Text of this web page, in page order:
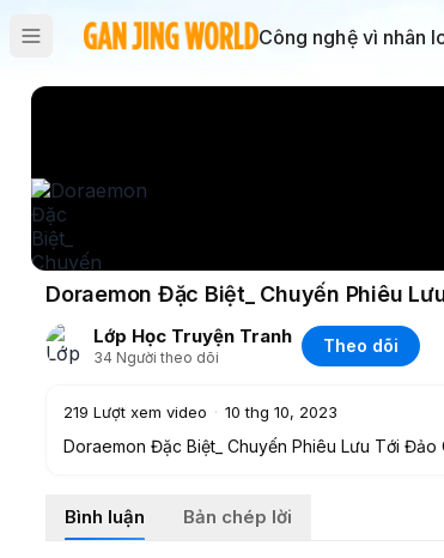
Công nghệ vì nhân
Doraemon Đặc Biệt_ Chuyến Phiêu
Lớp Học Truyện Tranh
34 Người theo dõi
Theo dõi
219 Lượt xem video · 10 thg 10, 2023
Doraemon Đặc Biệt_ Chuyến Phiêu Lưu Tới Đảo
Bình luận Bản chép lời